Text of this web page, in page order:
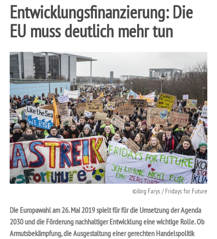
Entwicklungsfinanzierung: Die
EU muss deutlich mehr tun
Jörg Farys / Fridays for Future
Die Europawahl am 26. Mai 2019 spielt für für die Umsetzung der Agenda
2030 und die Förderung nachhaltiger Entwicklung eine wichtige Rolle. Ob
Armutsbekämpfung, die Ausgestaltung einer gerechten Handelspolitik